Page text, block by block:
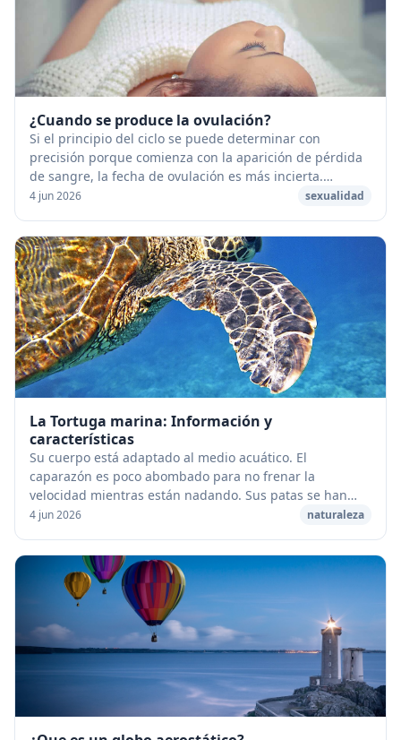
¿Cuando se produce la ovulación?
Si el principio del ciclo se puede determinar con
precisión porque comienza con la aparición de pérdida
de sangre, la fecha de ovulación es más incierta.
[caption id="attachment_53295" align="aligncen...
4 jun 2026 sexualidad
La Tortuga marina: Información y
características
Su cuerpo está adaptado al medio acuático. El
caparazón es poco abombado para no frenar la
velocidad mientras están nadando. Sus patas se han
transformado en aletas que casi no les permiten andar
4 jun 2026 naturaleza